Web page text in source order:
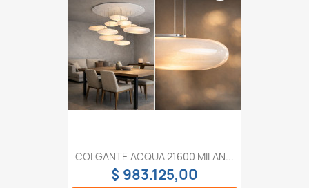
COLGANTE ACQUA 21600 MILAN...
$ 983.125,00